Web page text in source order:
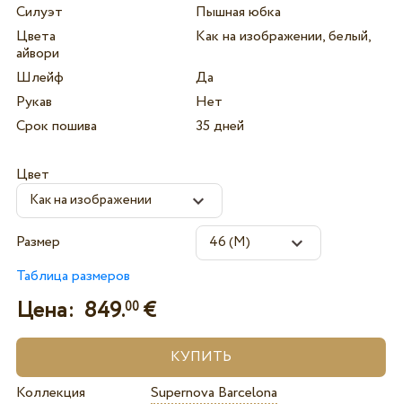
Силуэт
Пышная юбка
Цвета
Как на изображении, белый,
айвори
Шлейф
Да
Рукав
Нет
Срок пошива
35 дней
Цвет
Размер
Таблица размеров
Цена: 849.00€
Коллекция
Supernova Barcelona